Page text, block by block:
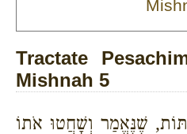
Tractate
Mishnah 5
שֶׁנֶּאֱמַר וְשָׁחֲטוּ אֹתוֹ